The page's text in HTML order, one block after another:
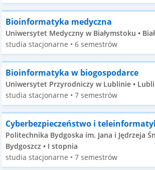
Bioinformatyka medyczna
Uniwersytet Medyczny w Białymstoku •
studia stacjonarne • 6 semestrów
Bioinformatyka w biogospodarce
Uniwersytet Przyrodniczy w Lublinie •
studia stacjonarne • 7 semestrów
Cyberbezpieczeństwo i
Politechnika Bydgoska im. Jana i Jędrzeja
Bydgoszcz • I stopnia
studia stacjonarne • 7 semestrów